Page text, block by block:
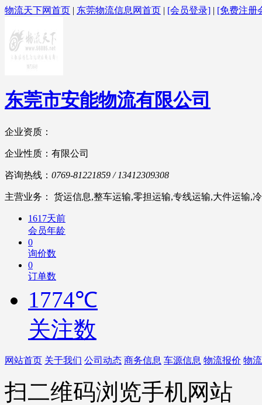
物流天下网首页 | 东莞物流信息网首页 | [会员登录] | [免费注册
东莞市安能物流有限公司
企业资质：
企业性质：有限公司
咨询热线： 0769-81221859 / 13412309308
主营业务： 货运信息,整车运输,零担运输,专线运输,大件运输,
1617天前
会员年龄
0
询价数
0
订单数
1774℃
关注数
网站首页 关于我们 公司动态 商务信息 车源信息 物流报价 物
扫二维码浏览手机网站